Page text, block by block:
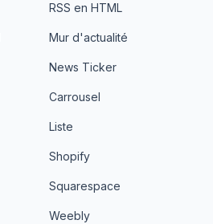
RSS en HTML
Mur d'actualité
News Ticker
Carrousel
Liste
Shopify
Squarespace
Weebly